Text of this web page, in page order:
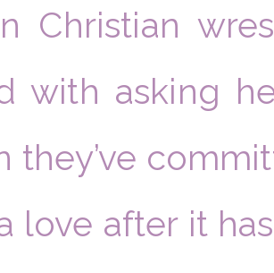
Christian
with asking
they’ve
love after it